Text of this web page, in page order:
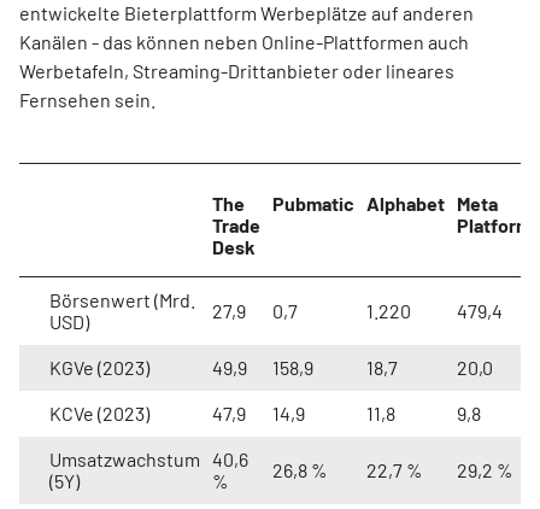
entwickelte Bieterplattform Werbeplätze auf anderen
Kanälen - das können neben Online-Plattformen auch
Werbetafeln, Streaming-Drittanbieter oder lineares
Fernsehen sein.
The
Trade
Desk
Pubmatic Alphabet Meta
Platforms
Börsenwert (Mrd.
USD)
27,9 0,7 1.220 479,4
KGVe (2023) 49,9 158,9 18,7
20,0
KCVe (2023)
47,9 14,9 11,8
9,8
Umsatzwachstum
(5Y)
40,6
%
26,8 % 22,7 % 29,2 %